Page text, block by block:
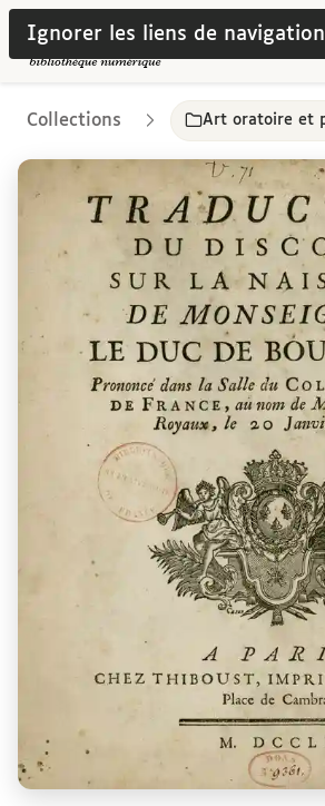
Ignorer les liens de navigation
Collections